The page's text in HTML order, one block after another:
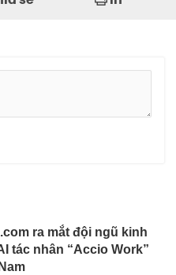
ra mắt đội ngũ kinh
tác nhân “Accio Work”